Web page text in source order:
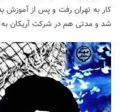
کار به تهران رفت و پس از آموزش
شد و مدتی هم در شرکت آریکان به